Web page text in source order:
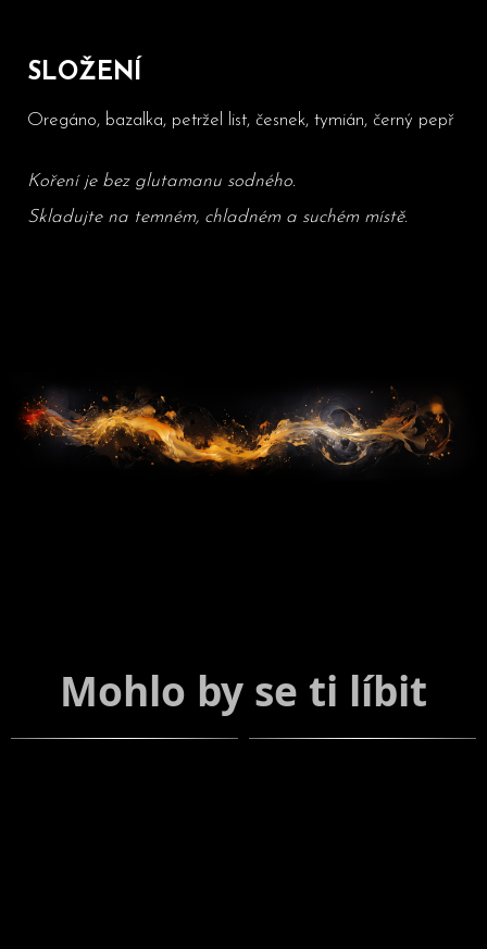
SLOŽENÍ
Oregáno, bazalka, petržel list, česnek, tymián, černý pepř
Koření je bez glutamanu sodného.
Skladujte na temném, chladném a suchém místě.